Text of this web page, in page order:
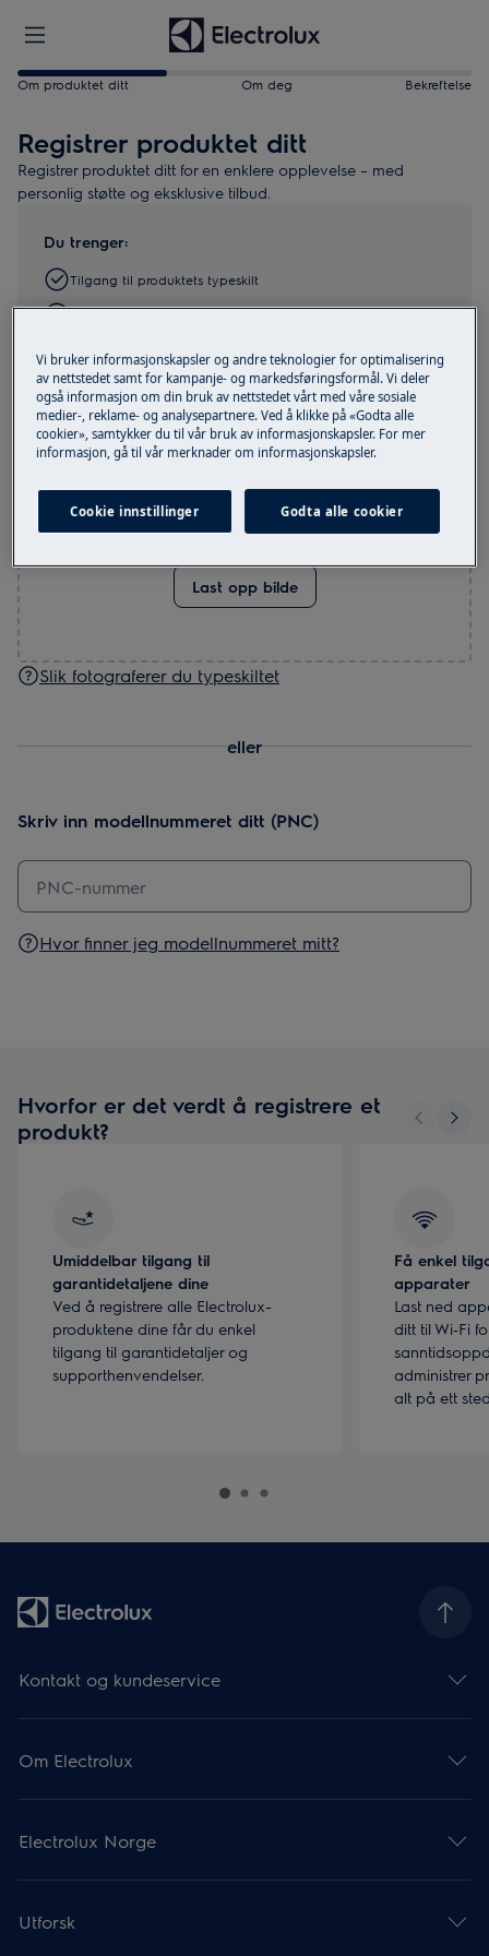
Om produktet ditt Om deg Bekreftelse
Registrer produktet ditt
Registrer produktet ditt for en enklere opplevelse – med
personlig støtte og eksklusive tilbud.
Du trenger:
Tilgang til produktets typeskilt
Leveringsdato
Finn produktet ditt
Skriv inn modellnummeret ditt (PNC)
Hvor finner jeg modellnummeret mitt?
eller
Ta et bilde av typeskiltet og last det opp
Last opp bilde
Slik fotograferer du typeskiltet
Hvorfor er det verdt å registrere et
produkt?
Umiddelbar tilgang til
garantidetaljene dine
Ved å registrere alle Electrolux-
produktene dine får du enkel
tilgang til garantidetaljer og
supporthenvendelser.
Få enkel
apparater
Last ned
ditt til Wi‑Fi
administrer
alt på ett
Kontakt og kundeservice
Om Electrolux
Electrolux Norge
Utforsk
Vi bruker informasjonskapsler og andre teknologier for optimalisering
av nettstedet samt for kampanje- og markedsføringsformål. Vi deler
også informasjon om din bruk av nettstedet vårt med våre sosiale
medier-, reklame- og analysepartnere. Ved å klikke på «Godta alle
cookier», samtykker du til vår bruk av informasjonskapsler. For mer
informasjon, gå til vår merknader om informasjonskapsler.
Cookie innstillinger Godta alle cookier